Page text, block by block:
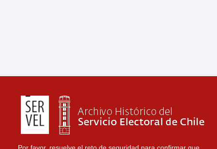
Por favor, resuelve el reto de seguridad para confirmar que